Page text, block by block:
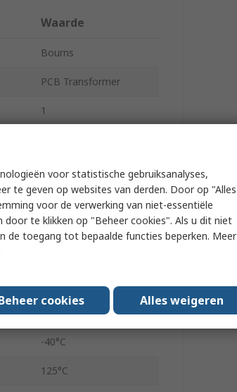
Waarde
Bourns
PCB Transformer
1
19.91mm
40W
10.5mm
800Vrms
40A
-40°C
125°C
voor statistische gebruiksanalyses,
te geven op websites van derden. Door op "Alles
voor de verwerking van niet-essentiële
door te klikken op "Beheer cookies". Als u dit niet
de toegang tot bepaalde functies beperken. Meer
cookies Alles weigeren